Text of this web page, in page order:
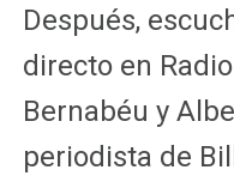
Después,
directo en
Bernabéu y
periodista de